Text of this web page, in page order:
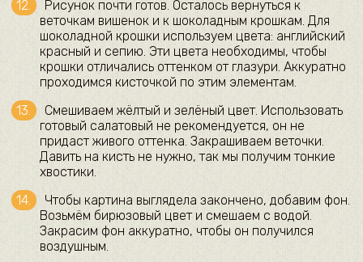
Рисунок почти готов. Осталось вернуться к
веточкам вишенок и к шоколадным крошкам. Для
шоколадной крошки используем цвета: английский
красный и сепию. Эти цвета необходимы, чтобы
крошки отличались оттенком от глазури. Аккуратно
проходимся кисточкой по этим элементам.
Смешиваем жёлтый и зелёный цвет. Использовать
готовый салатовый не рекомендуется, он не
придаст живого оттенка. Закрашиваем веточки.
Давить на кисть не нужно, так мы получим тонкие
хвостики.
Чтобы картина выглядела закончено, добавим фон.
Возьмём бирюзовый цвет и смешаем с водой.
Закрасим фон аккуратно, чтобы он получился
воздушным.